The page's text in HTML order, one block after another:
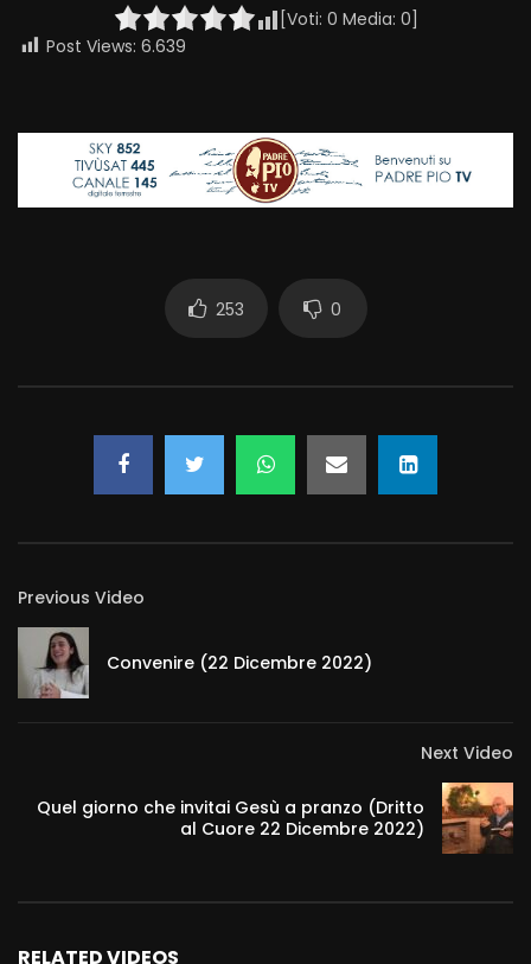
[Voti: 0 Media: 0]
Post Views: 6.639
253 0
Previous Video
Convenire (22 Dicembre 2022)
Next Video
Quel giorno che invitai Gesù a pranzo (Dritto
al Cuore 22 Dicembre 2022)
RELATED VIDEOS